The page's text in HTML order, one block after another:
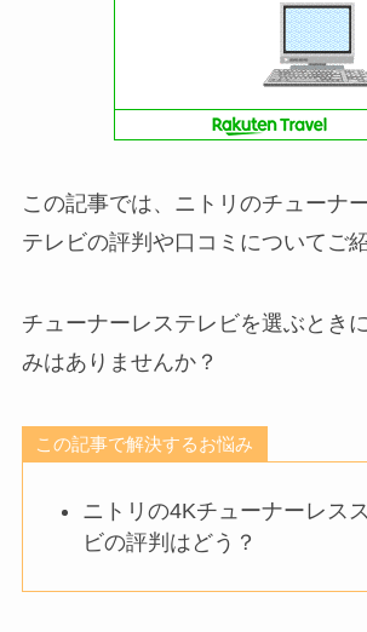
この記事では、ニトリのチューナ
テレビの評判や口コミについてご
チューナーレステレビを選ぶとき
みはありませんか？
この記事で解決するお悩み
ニトリの4Kチューナーレス
ビの評判はどう？